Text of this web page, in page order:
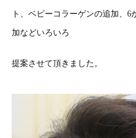
ト、ベビーコラーゲンの追加、
加などいろいろ
提案させて頂きました。